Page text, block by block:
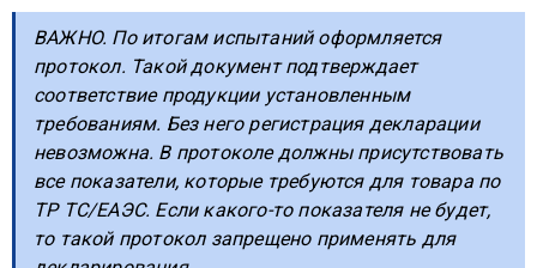
ВАЖНО. По итогам испытаний оформляется
протокол. Такой документ подтверждает
соответствие продукции установленным
требованиям. Без него регистрация декларации
невозможна. В протоколе должны присутствовать
все показатели, которые требуются для товара по
ТР ТС/ЕАЭС. Если какого-то показателя не будет,
то такой протокол запрещено применять для